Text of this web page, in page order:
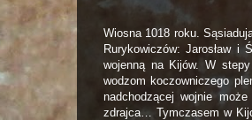
Wiosna 1018 roku.
Rurykowiczów: Jarosław i
wojenną na Kijów. W
wodzom koczowniczego
nadchodzącej wojnie
zdrajca… Tymczasem w